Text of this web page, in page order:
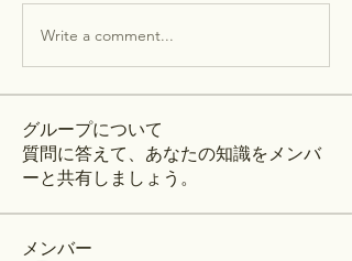
Write a comment...
グループについて
質問に答えて、あなたの知識をメンバ
ーと共有しましょう。
メンバー